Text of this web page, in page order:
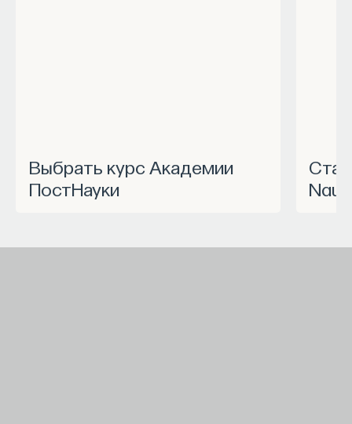
Выбрать курс Академии
ПостНауки
Станьте частью программы